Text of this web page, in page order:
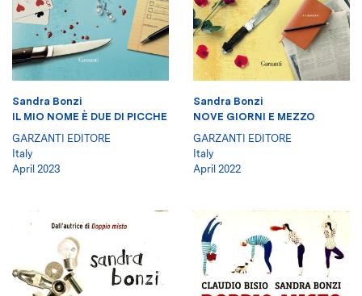
Sandra Bonzi
IL MIO NOME È DUE DI PICCHE
GARZANTI EDITORE
Italy
April 2023
Sandra Bonzi
NOVE GIORNI E MEZZO
GARZANTI EDITORE
Italy
April 2022